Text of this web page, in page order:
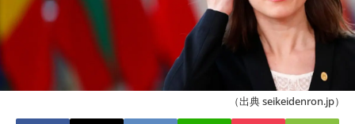
（出典 seikeidenron.jp）